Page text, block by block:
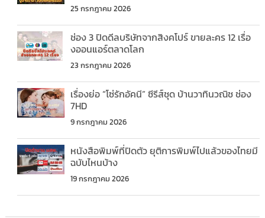
25 กรกฎาคม 2026
ช่อง 3 ปิดดีลบริษัทจากสิงคโปร์ ขายละคร 12 เรื่อ
งออนแอร์ตลาดโลก
23 กรกฎาคม 2026
เรื่องย่อ “โซ่รักอัคนี” ซีรีส์ชุด บ้านวาทินวณิช ช่อง
7HD
9 กรกฎาคม 2026
หนังสือพิมพ์ที่ปิดตัว ยุติการพิมพ์ไปแล้วของไทยมี
ฉบับไหนบ้าง
19 กรกฎาคม 2026